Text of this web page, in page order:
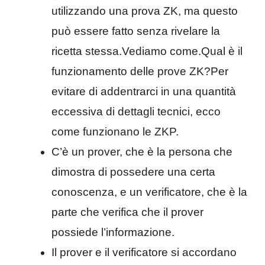
utilizzando una prova ZK, ma questo
può essere fatto senza rivelare la
ricetta stessa.Vediamo come.Qual è il
funzionamento delle prove ZK?Per
evitare di addentrarci in una quantità
eccessiva di dettagli tecnici, ecco
come funzionano le ZKP.
C’è un prover, che è la persona che
dimostra di possedere una certa
conoscenza, e un verificatore, che è la
parte che verifica che il prover
possiede l’informazione.
Il prover e il verificatore si accordano